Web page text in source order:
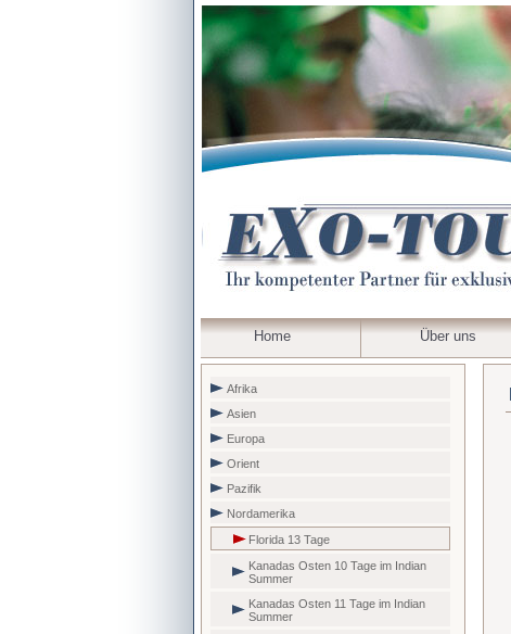
Home Über uns
Afrika
Asien
Europa
Orient
Pazifik
Nordamerika
Florida 13 Tage
Kanadas Osten 10 Tage im Indian
Summer
Kanadas Osten 11 Tage im Indian
Summer